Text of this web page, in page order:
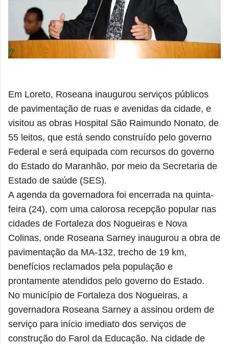
Em Loreto, Roseana inaugurou serviços públicos
de pavimentação de ruas e avenidas da cidade, e
visitou as obras Hospital São Raimundo Nonato, de
55 leitos, que está sendo construído pelo governo
Federal e será equipada com recursos do governo
do Estado do Maranhão, por meio da Secretaria de
Estado de saúde (SES).
A agenda da governadora foi encerrada na quinta-
feira (24), com uma calorosa recepção popular nas
cidades de Fortaleza dos Nogueiras e Nova
Colinas, onde Roseana Sarney inaugurou a obra de
pavimentação da MA-132, trecho de 19 km,
benefícios reclamados pela população e
prontamente atendidos pelo governo do Estado.
No município de Fortaleza dos Nogueiras, a
governadora Roseana Sarney a assinou ordem de
serviço para início imediato dos serviços de
construção do Farol da Educação. Na cidade de